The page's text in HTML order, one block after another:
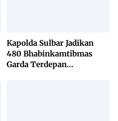
Kapolda Sulbar Jadikan
480 Bhabinkamtibmas
Garda Terdepan